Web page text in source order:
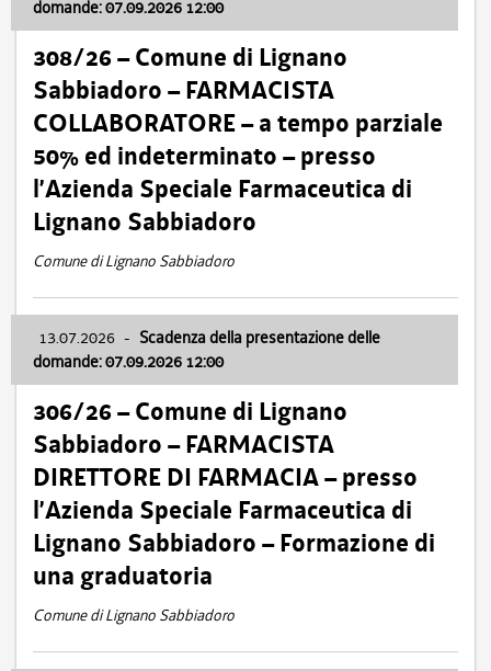
domande: 07.09.2026 12:00
308/26 – Comune di Lignano
Sabbiadoro – FARMACISTA
COLLABORATORE – a tempo parziale
50% ed indeterminato – presso
l’Azienda Speciale Farmaceutica di
Lignano Sabbiadoro
Comune di Lignano Sabbiadoro
13.07.2026 - Scadenza della presentazione delle
domande: 07.09.2026 12:00
306/26 – Comune di Lignano
Sabbiadoro – FARMACISTA
DIRETTORE DI FARMACIA – presso
l’Azienda Speciale Farmaceutica di
Lignano Sabbiadoro – Formazione di
una graduatoria
Comune di Lignano Sabbiadoro